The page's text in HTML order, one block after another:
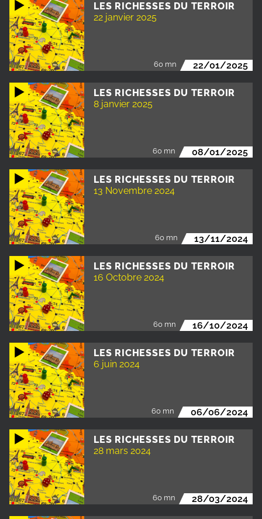
LES RICHESSES DU TERROIR
22 janvier 2025
60 mn 22/01/2025
LES RICHESSES DU TERROIR
8 janvier 2025
60 mn 08/01/2025
LES RICHESSES DU TERROIR
13 Novembre 2024
60 mn 13/11/2024
LES RICHESSES DU TERROIR
16 Octobre 2024
60 mn 16/10/2024
LES RICHESSES DU TERROIR
6 juin 2024
60 mn 06/06/2024
LES RICHESSES DU TERROIR
28 mars 2024
60 mn 28/03/2024